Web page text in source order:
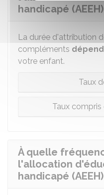
handicapé
La durée d'attribution
compléments
votre enfant.
Taux
Taux compris
À quelle
l'allocation
handicapé